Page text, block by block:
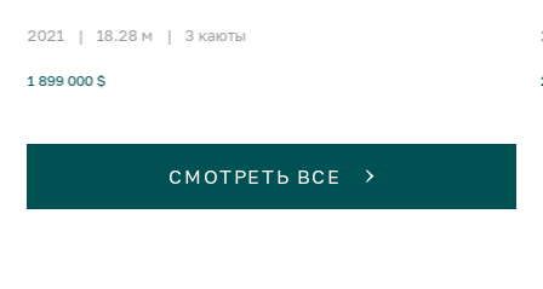
2021 | 18.28 м | 3 каюты
1 899 000 $
СМОТРЕТЬ ВСЕ